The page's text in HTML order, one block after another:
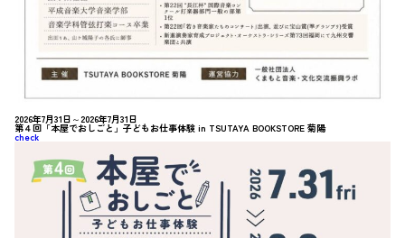
2026年7月31日～2026年7月31日
第４回「本屋でおしごと」子どもお仕事体験 in TSUTAYA BOOKSTORE 菊陽
check